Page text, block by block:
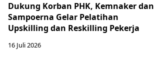
Dukung Korban PHK, Kemnaker dan
Sampoerna Gelar Pelatihan
Upskilling dan Reskilling Pekerja
16 Juli 2026